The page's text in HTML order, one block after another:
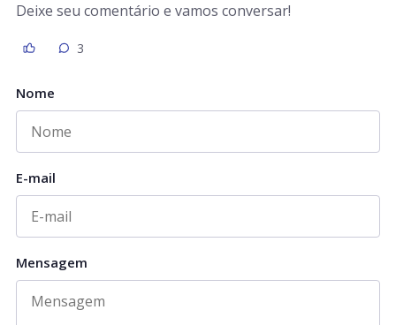
Deixe seu comentário e vamos conversar!
3
Nome
E-mail
Mensagem